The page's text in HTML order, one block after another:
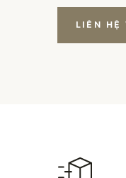
LIÊN HỆ
PHÍ VẬN CHUYỂN